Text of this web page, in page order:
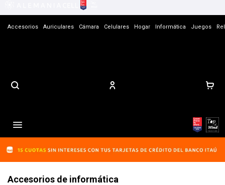
Accesorios Auriculares Cámara Celulares Hogar Informática Juegos

Accesorios de informática